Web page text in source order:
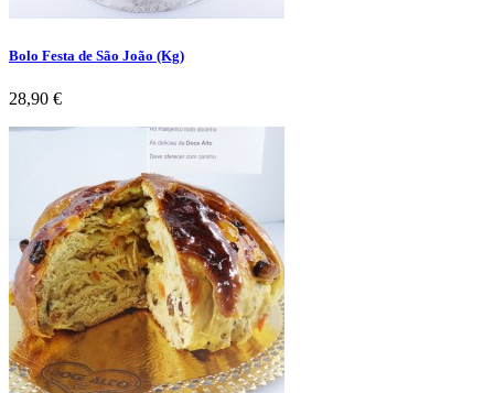
Bolo Festa de São João (Kg)
Preço
28,90 €